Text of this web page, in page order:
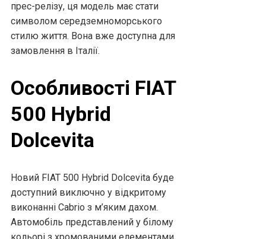
прес-релізу, ця модель має стати
символом середземноморського
стилю життя. Вона вже доступна для
замовлення в Італії.
Особливості FIAT
500 Hybrid
Dolcevita
Новий FIAT 500 Hybrid Dolcevita буде
доступний виключно у відкритому
виконанні Cabrio з м’яким дахом.
Автомобіль представлений у білому
кольорі з хромованими елементами,